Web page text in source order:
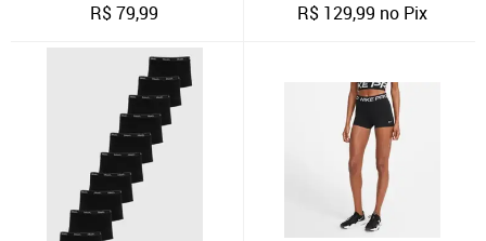
R$79,99 R$ 129,99 no Pix